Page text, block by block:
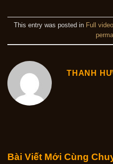
Bài Viết Mới Cùng
This entry was posted in Full
THANH